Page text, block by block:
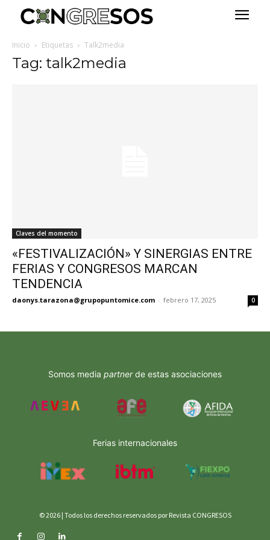
Inicio Etiquetas Talk2media
Tag: talk2media
Claves del momento
«FESTIVALIZACIÓN» Y SINERGIAS ENTRE
FERIAS Y CONGRESOS MARCAN
TENDENCIA
daonys.tarazona@grupopuntomice.com - febrero 17, 2025 0
Somos media partnerde estas asociaciones
Ferias internacionales
© 2026 | Todos los derechos reservados por Revista CONGRESOS